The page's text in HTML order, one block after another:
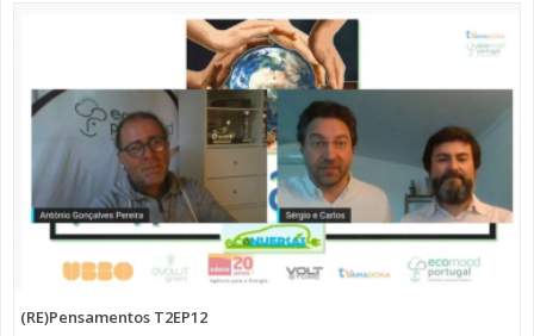
(RE)Pensamentos T2EP12